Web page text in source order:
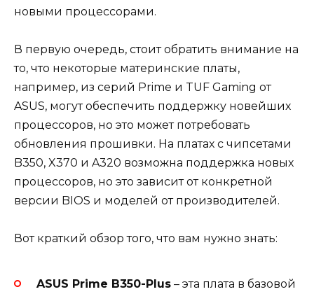
новыми процессорами.
В первую очередь, стоит обратить внимание на
то, что некоторые материнские платы,
например, из серий Prime и TUF Gaming от
ASUS, могут обеспечить поддержку новейших
процессоров, но это может потребовать
обновления прошивки. На платах с чипсетами
B350, X370 и A320 возможна поддержка новых
процессоров, но это зависит от конкретной
версии BIOS и моделей от производителей.
Вот краткий обзор того, что вам нужно знать:
ASUS Prime B350-Plus – эта плата в базовой